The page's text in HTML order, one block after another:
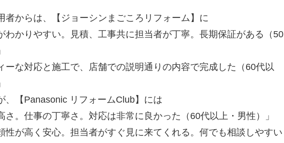
からは、【ジョーシンまごころリフォーム】に
わかりやすい。見積、工事共に担当者が丁寧。長期保証がある（50
ーな対応と施工で、店舗での説明通りの内容で完成した（60代以
、【Panasonic リフォームClub】には
さ。仕事の丁寧さ。対応は非常に良かった（60代以上・男性）」
性が高く安心。担当者がすぐ見に来てくれる。何でも相談しやすい